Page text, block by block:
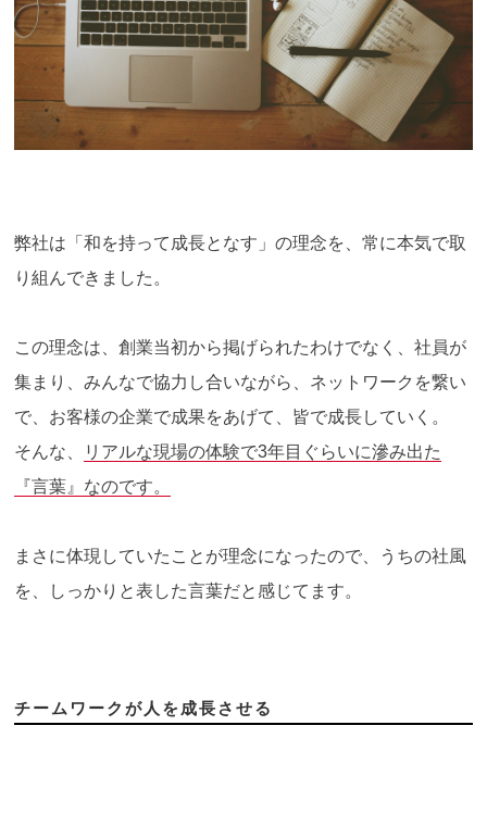
弊社は「和を持って成長となす」の理念を、常に本気で取
り組んできました。
この理念は、創業当初から掲げられたわけでなく、社員が
集まり、みんなで協力し合いながら、ネットワークを繋い
で、お客様の企業で成果をあげて、皆で成長していく。
そんな、
リアルな現場の体験で3年目ぐらいに滲み出た
『言葉』なのです。
まさに体現していたことが理念になったので、うちの社風
を、しっかりと表した言葉だと感じてます。
チームワークが人を成長させる